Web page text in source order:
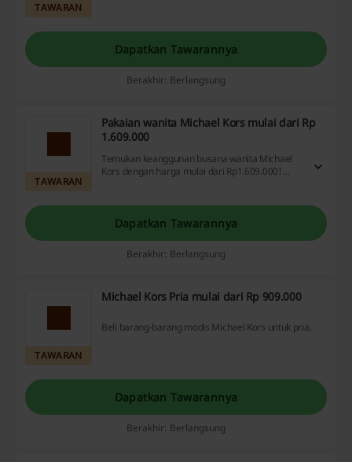
TAWARAN
Dapatkan Tawarannya
Berakhir: Berlangsung
TAWARAN
Pakaian wanita Michael Kors mulai dari Rp
1.609.000
Temukan keanggunan busana wanita Michael
Kors dengan harga mulai dari Rp1.609.000!
Dapatkan Tawarannya
Berakhir: Berlangsung
TAWARAN
Michael Kors Pria mulai dari Rp 909.000
Beli barang-barang modis Michael Kors untuk pria.
Dapatkan Tawarannya
Berakhir: Berlangsung